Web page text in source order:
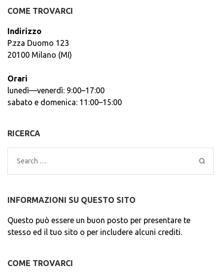
COME TROVARCI
Indirizzo
P.zza Duomo 123
20100 Milano (MI)
Orari
lunedì—venerdì: 9:00–17:00
sabato e domenica: 11:00–15:00
RICERCA
Search
for:
INFORMAZIONI SU QUESTO SITO
Questo può essere un buon posto per presentare te
stesso ed il tuo sito o per includere alcuni crediti.
COME TROVARCI